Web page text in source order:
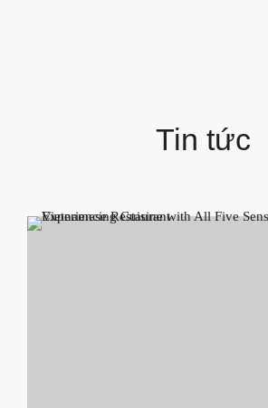
THƯ VIỆN
Tin tức